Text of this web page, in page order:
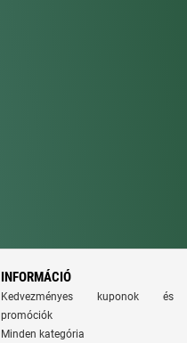
INFORMÁCIÓ
Kedvezményes kuponok és
promóciók
Minden kategória